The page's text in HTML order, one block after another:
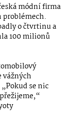
módní firma
problémech.
o čtvrtinu a
100 milionů
vážných
se nic